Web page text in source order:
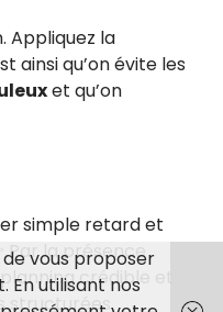
Appliquez la
ainsi qu’on évite les
et qu’on
simple retard et
Par la présence
crédible et
structurées.
vous proposer
En utilisant nos